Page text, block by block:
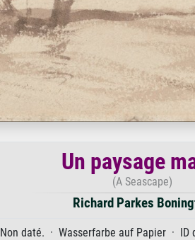
Un paysage
(A Seascape)
Richard Parkes
Non daté. · Wasserfarbe auf Papier · ID